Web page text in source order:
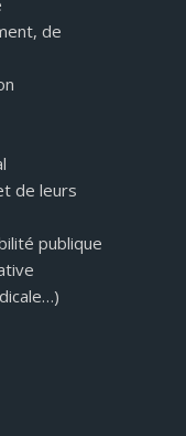
de
de leurs
publique